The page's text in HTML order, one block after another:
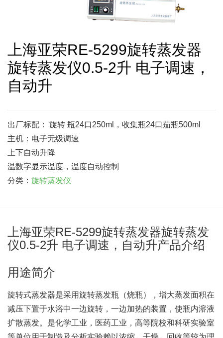
上海亚荣RE-5299旋转蒸发器
旋转蒸发仪0.5-2升 电子调速，
自动升
出厂标配： 旋转 瓶24口250ml，收集瓶24口茄瓶500ml
主机：电子无级调速
上下自动升降
温数字显示温度，温度自动控制
分类： 旋转蒸发仪
上海亚荣RE-5299旋转蒸发器旋转蒸发
仪0.5-2升 电子调速，自动升产品介绍
用途简介
旋转式蒸发器是采用旋转蒸发瓶（烧瓶），增大蒸发面积在
减压下置于水浴中一边旋转，一边加热的装置，使瓶内溶液
扩散蒸发。是化学工业，医药工业，高等院校和科研实验室